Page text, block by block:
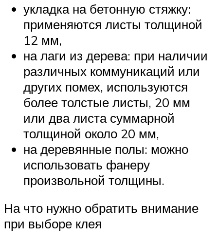
укладка на бетонную стяжку:
применяются листы толщиной
12 мм,
на лаги из дерева: при наличии
различных коммуникаций или
других помех, используются
более толстые листы, 20 мм
или два листа суммарной
толщиной около 20 мм,
на деревянные полы: можно
использовать фанеру
произвольной толщины.
На что нужно обратить внимание
при выборе клея